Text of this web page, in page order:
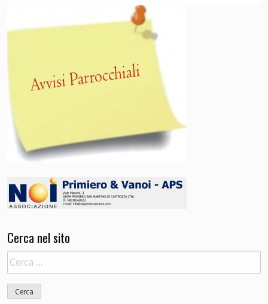
Cerca nel sito
Ricerca
per: